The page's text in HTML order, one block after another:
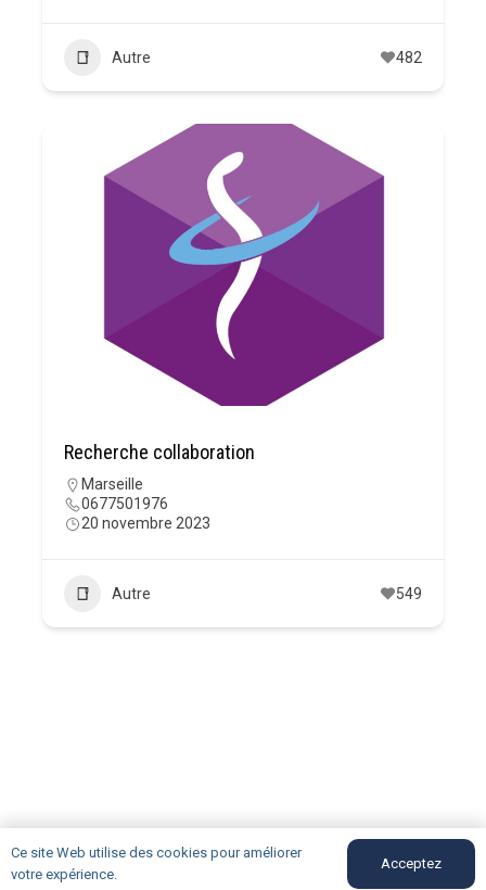
Autre 482
Recherche collaboration
Marseille
0677501976
20 novembre 2023
Autre 549
Ce site Web utilise des cookies pour améliorer
votre expérience.
Acceptez